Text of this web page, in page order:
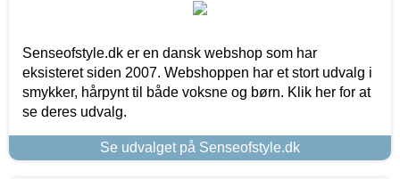
Senseofstyle.dk er en dansk webshop som har
eksisteret siden 2007. Webshoppen har et stort udvalg i
smykker, hårpynt til både voksne og børn. Klik her for at
se deres udvalg.
Se udvalget på Senseofstyle.dk